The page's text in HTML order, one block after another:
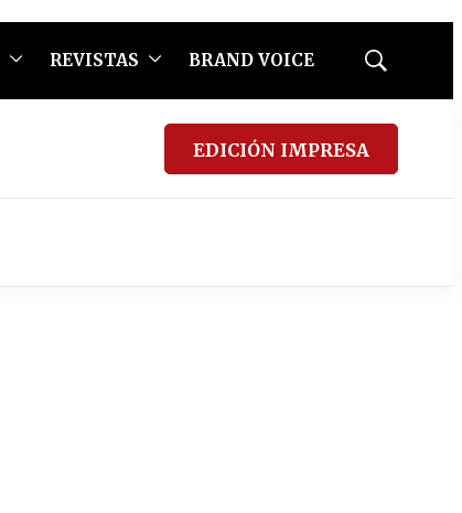
REVISTAS BRAND VOICE
Mostrar
EDICIÓN IMPRESA